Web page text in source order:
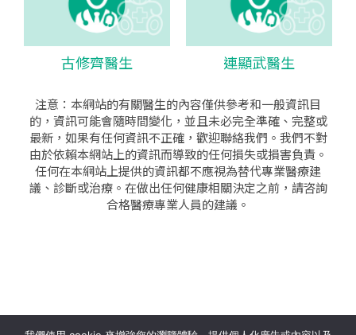
古修齊醫生 連顯武醫生
注意：本網站的有關醫生的內容僅供參考和一般資訊目
的，資訊可能會隨時間變化，並且未必完全準確、完整或
最新，如果有任何資訊不正確，歡迎聯絡我們。我們不對
由於依賴本網站上的資訊而導致的任何損失或損害負責。
任何在本網站上提供的資訊都不應視為替代專業醫療建
議、診斷或治療。在做出任何健康相關決定之前，請咨詢
合格醫療專業人員的建議。